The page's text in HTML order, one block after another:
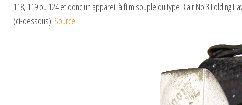
118, 119 ou 124 et donc un appareil à film souple du type Blair No 3 Folding
(ci-dessous). Source.